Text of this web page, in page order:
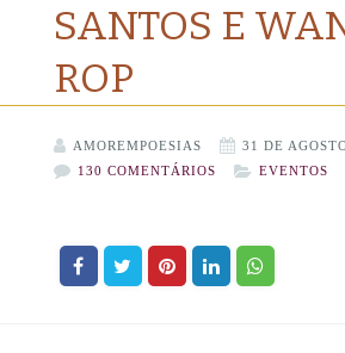
SANTOS E
ROP
AMOREMPOESIAS
31 DE
130 COMENTÁRIOS
EVENTOS